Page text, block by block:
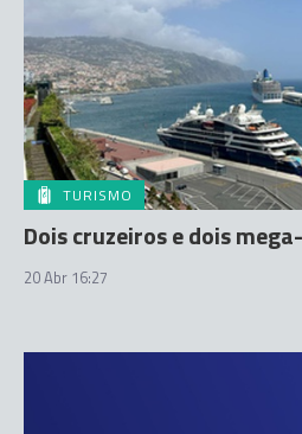
TURISMO
Dois cruzeiros e dois
20 Abr 16:27